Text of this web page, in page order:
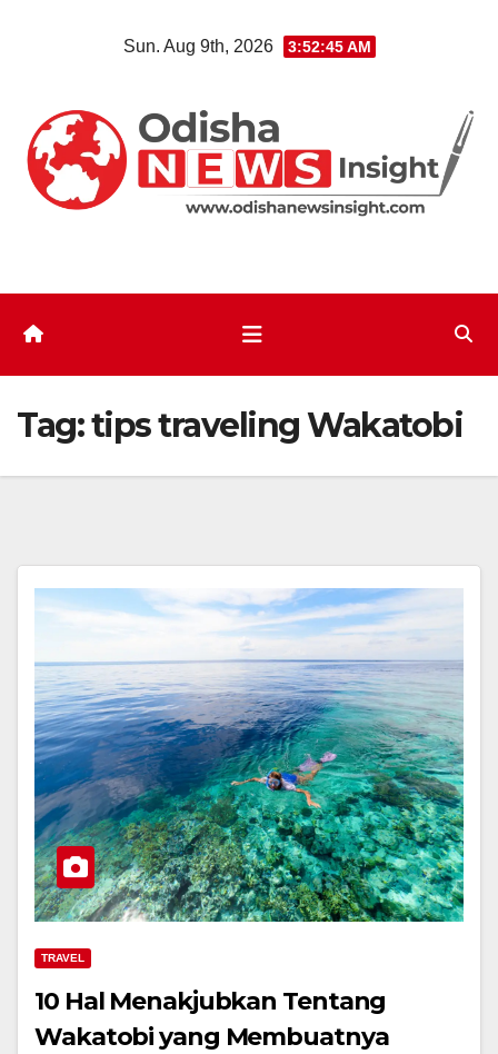
Sun. Aug 9th, 2026 3:52:45 AM
Tag:tips traveling Wakatobi
TRAVEL
10 Hal Menakjubkan Tentang
Wakatobi yang Membuatnya